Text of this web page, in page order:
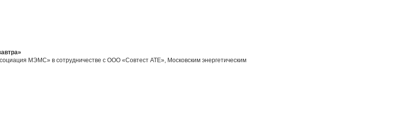
МЭМС» в сотрудничестве с ООО «Совтест АТЕ», Московским энергетическим